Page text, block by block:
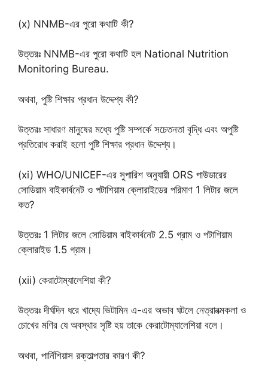
(x) NNMB-এর পুরো কথাটি কী?
উত্তরঃ NNMB-এর পুরো কথাটি হল National Nutrition
Monitoring Bureau.
অথবা, পুষ্টি শিক্ষার প্রধান উদ্দেশ্য কী?
উত্তরঃ সাধারণ মানুষের মধ্যে পুষ্টি সম্পর্কে সচেতনতা বৃদ্ধি এবং অপুষ্টি
প্রতিরোধ করাই হলো পুষ্টি শিক্ষার প্রধান উদ্দেশ্য।
(xi) WHO/UNICEF-এর সুপারিশ অনুযায়ী ORS পাউডারের
সোডিয়াম বাইকার্বনেট ও পটাশিয়াম ক্লোরাইডের পরিমাণ 1 লিটার জলে
কত?
উত্তরঃ 1 লিটার জলে সোডিয়াম বাইকার্বনেট 2.5 গ্রাম ও পটাশিয়াম
ক্লোরাইড 1.5 গ্রাম।
(xii) কেরাটোম্যালেশিয়া কী?
উত্তরঃ দীর্ঘদিন ধরে খাদ্যে ভিটামিন এ-এর অভাব ঘটলে নেত্রাবত্মকলা ও
চোখের মণির যে অবস্থার সৃষ্টি হয় তাকে কেরাটোম্যালেশিয়া বলে।
অথবা, পার্নিশিয়াস রক্তাল্পতার কারণ কী?